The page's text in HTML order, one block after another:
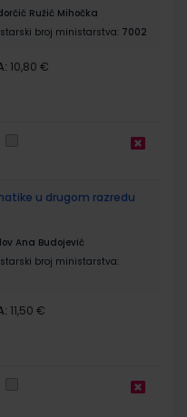
Ružić Mihočka
broj ministarstva: 7002
10,80 €
u drugom razredu
Ana Budojević
broj ministarstva:
11,50 €